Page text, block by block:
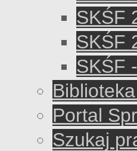
SKŚF
SKŚF
SKŚF
Portal
Szukaj